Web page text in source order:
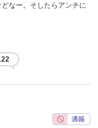
なー。そしたらアンチに